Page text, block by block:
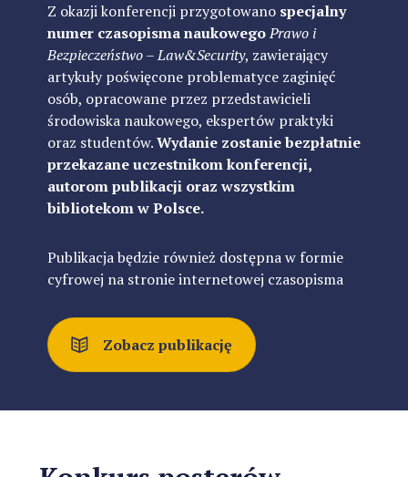
Z okazji konferencji przygotowano specjalny
numer czasopisma naukowegoPrawo i
Bezpieczeństwo – Law&Security, zawierający
artykuły poświęcone problematyce zaginięć
osób, opracowane przez przedstawicieli
środowiska naukowego, ekspertów praktyki
oraz studentów.Wydanie zostanie bezpłatnie
przekazane uczestnikom konferencji,
autorom publikacji oraz wszystkim
bibliotekom w Polsce.
Publikacja będzie również dostępna w formie
cyfrowej na stronie internetowej czasopisma
Zobacz publikację